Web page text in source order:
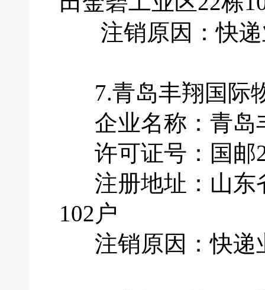
注销原因：快递
7.青岛丰翔国际
企业名称：青岛
许可证号：国邮
注册地址：山东
102户
注销原因：快递